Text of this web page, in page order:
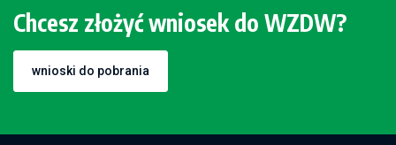
Chcesz złożyć wniosek do WZDW?
wnioski do pobrania